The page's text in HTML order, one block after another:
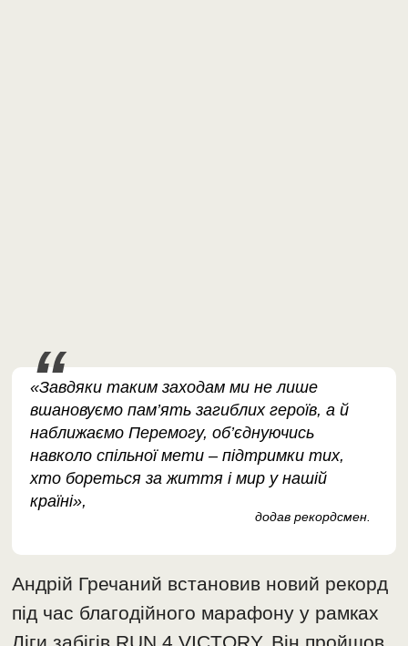
«Завдяки таким заходам ми не лише
вшановуємо пам’ять загиблих героїв, а й
наближаємо Перемогу, об’єднуючись
навколо спільної мети – підтримки тих,
хто бореться за життя і мир у нашій
країні»,
додав рекордсмен.
Андрій Гречаний встановив новий рекорд
під час благодійного марафону у рамках